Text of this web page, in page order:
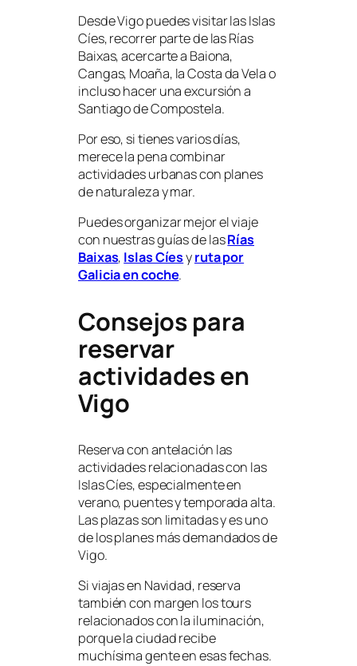
Desde Vigo puedes visitar las Islas
Cíes, recorrer parte de las Rías
Baixas, acercarte a Baiona,
Cangas, Moaña, la Costa da Vela o
incluso hacer una excursión a
Santiago de Compostela.
Por eso, si tienes varios días,
merece la pena combinar
actividades urbanas con planes
de naturaleza y mar.
Puedes organizar mejor el viaje
con nuestras guías de lasRías
Baixas, Islas Cíesyruta por
Galicia en coche.
Consejos para
reservar
actividades en
Vigo
Reserva con antelación las
actividades relacionadas con las
Islas Cíes, especialmente en
verano, puentes y temporada alta.
Las plazas son limitadas y es uno
de los planes más demandados de
Vigo.
Si viajas en Navidad, reserva
también con margen los tours
relacionados con la iluminación,
porque la ciudad recibe
muchísima gente en esas fechas.